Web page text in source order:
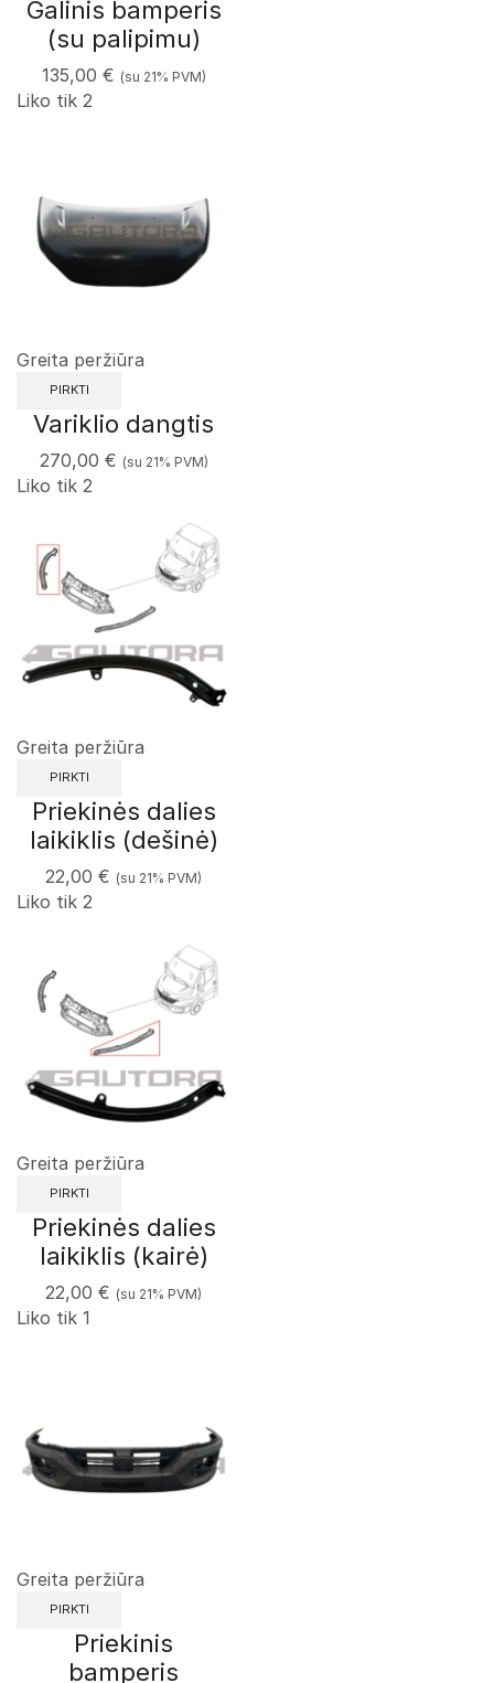
Galinis bamperis
(su palipimu)
135,00 € (su 21% PVM)
Liko tik 2
Greita peržiūra
PIRKTI
Variklio dangtis
270,00 € (su 21% PVM)
Liko tik 2
Greita peržiūra
PIRKTI
Priekinės dalies
laikiklis (dešinė)
22,00 € (su 21% PVM)
Liko tik 2
Greita peržiūra
PIRKTI
Priekinės dalies
laikiklis (kairė)
22,00 € (su 21% PVM)
Liko tik 1
Greita peržiūra
PIRKTI
Priekinis
bamperis